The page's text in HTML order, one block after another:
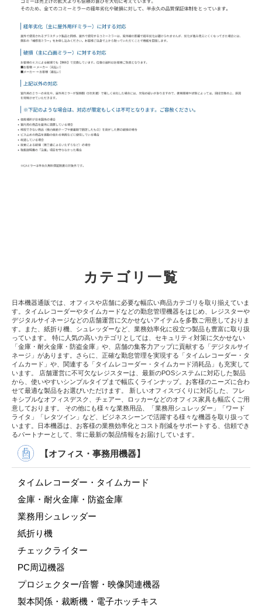
カテゴリ一覧
日本機器通販では、オフィスや店舗に必要な幅広い商品カテゴリを取り揃えていま
す。タイムレコーダーやタイムカードなどの勤怠管理機器をはじめ、レジスターや
デジタルサイネージなどの店舗運営に欠かせないアイテムを多数ご用意しておりま
す。また、紙折り機、シュレッダーなど、業務効率化に役立つ製品も豊富に取り扱
っています。 特に人気の高いカテゴリとしては、セキュリティ対策に欠かせない
「金庫・耐火金庫・防盗金庫」や、店舗の集客力アップに貢献する「デジタルサイ
ネージ」があります。さらに、正確な勤怠管理を実現する「タイムレコーダー・タ
イムカード」や、関連する「タイムレコーダー・タイムカード消耗品」も充実して
います。 店舗運営に不可欠なレジスターは、最新のPOSシステムに対応した製品
から、使いやすいシンプルタイプまで幅広くラインナップ。お客様のニーズに合わ
せて最適な製品をお選びいただけます。 新しいオフィスづくりに対応した、フレ
キシブルなオフィスデスク、チェアー、ロッカーなどのオフィス家具も幅広くご用
意しております。 その他にも様々な業務用品、「業務用シュレッダー」「ワード
ライタ」「レタツイン」など、ビジネスシーンで活躍する様々な機器を取り扱って
います。日本機器は、お客様の業務効率化とコスト削減をサポートする、信頼でき
るパートナーとして、常に最新の製品情報をお届けしています。
【オフィス・事務用機器】
タイムレコーダー・タイムカード
金庫・耐火金庫・防盗金庫
業務用シュレッダー
紙折り機
チェックライター
PC周辺機器
プロジェクター/音響・映像関連機器
製本関係・裁断機・電子ホッチキス